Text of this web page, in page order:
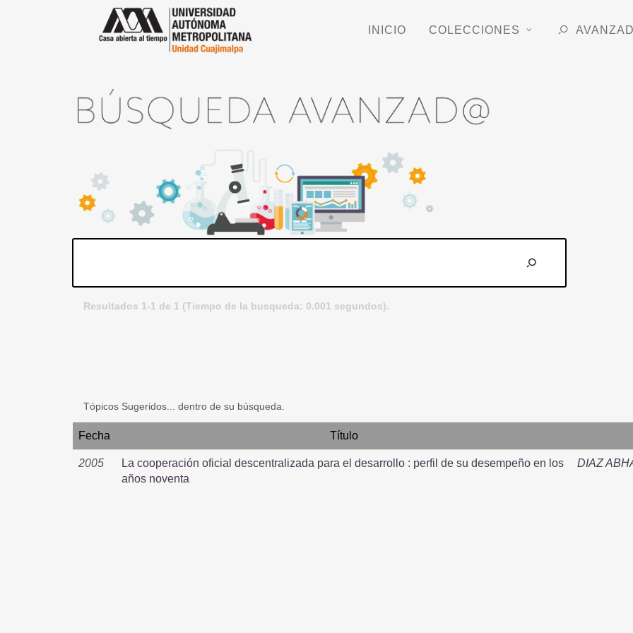
INICIO COLECCIONES
Resultados 1-1 de 1 (Tiempo de la busqueda: 0.001 segundos).
Tópicos Sugeridos... dentro de su búsqueda.
Fecha Título
2005
La cooperación oficial descentralizada para el desarrollo : perfil de su desempeño en los
años noventa
DIAZ